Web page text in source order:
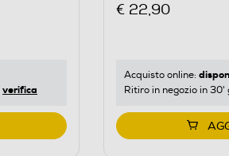
verifica
€ 22,90
Acquisto online:
Ritiro in negozio in 30'